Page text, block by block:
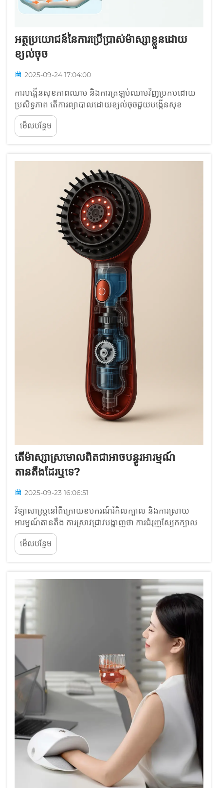
អត្ថប្រយោជន៍នៃការប្រើប្រាស់ម៉ាស្សាខ្លួនដោយ
ខ្យល់ចុច
2025-09-24 17:04:00
ការបង្កើនសុខភាពឈាម និងការត្រឡប់ឈាមវិញប្រកបដោយ
ប្រសិទ្ធភាព តើការព្យាបាលដោយខ្យល់ចុចជួយបង្កើនសុខ
ភាពឈាមនៅក្នុងជើងយ៉ាងដូចម្តេច? ម៉ាស្សាជើងដែលប្រើ
ខ្យល់ចុច អនុវត្តសម្ពាធដោយលំដាប់លំដោយ ដើម្បីចម្លងរបៀប
ដែលសាច់ដុំបង្រួមដោយធម្មជាតិ។ វាជំរុញឈាម...
មើលបន្ថែម
តើម៉ាស្សាស្រមោលពិតជាអាចបន្ធូរអារម្មណ៍
តានតឹងដែរឬទេ?
2025-09-23 16:06:51
វិទ្យាសាស្ត្រនៅពីក្រោយឧបករណ៍​រំកិលក្បាល និង​ការស្រាយ
អារម្មណ៍តានតឹង ការស្រាវជ្រាវបង្ហាញថា ការជំរុញ​ស្បែកក្បាល​
តាមរយៈ​ឧបករណ៍​រំកិលក្បាល បង្កើត​ប្រតិកម្មជីវសាស្ត្រដែល
អាចវាស់វែងបាន ដែលភ្ជាប់​នឹង​ការ​កាត់​បន្ថយ​អារម្មណ៍​តានតឹង។
ឧបករណ៍​ទាំង​នេះ​ប្រើ​មេកានិច​នៃ​សរសៃ​ប្រសាទ​ដើម្បី​ប្រឆាំង...
មើលបន្ថែម